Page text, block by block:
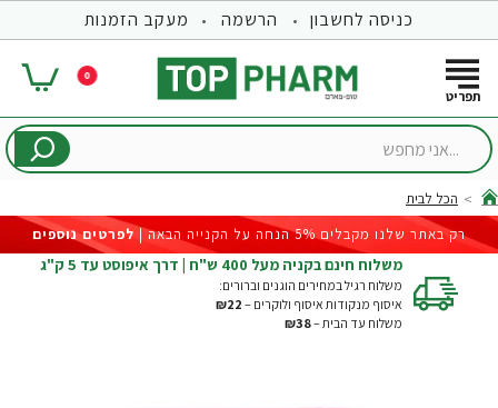
כניסה לחשבון הרשמה מעקב הזמנות
0
...אני
home
הכל לבית
רק באתר שלנו מקבלים 5% הנחה על הקנייה הבאה |
לפרטים נוספים
משלוח חינם בקניה מעל 400 ש"ח | דרך איפוסט עד 5 ק"ג
משלוח רגיל במחירים הוגנים וברורים:
איסוף מנקודות איסוף ולוקרים – ₪22
משלוח עד הבית –₪38